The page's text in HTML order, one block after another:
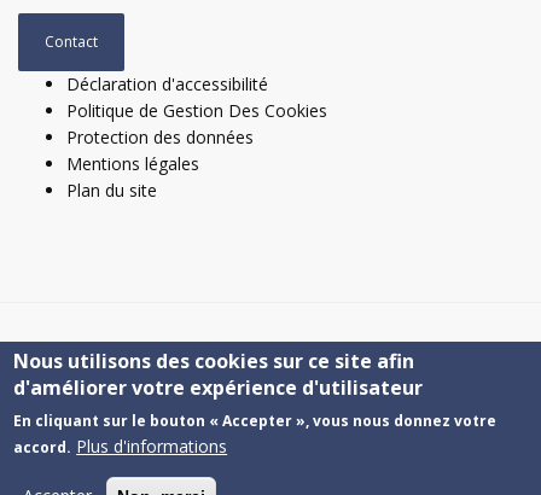
Contact
Déclaration d'accessibilité
Politique de Gestion Des Cookies
Protection des données
Mentions légales
Plan du site
© 2024 VILLE DE LYON
Nous utilisons des cookies sur ce site afin
d'améliorer votre expérience d'utilisateur
En cliquant sur le bouton « Accepter », vous nous donnez votre
accord. Plus d'informations